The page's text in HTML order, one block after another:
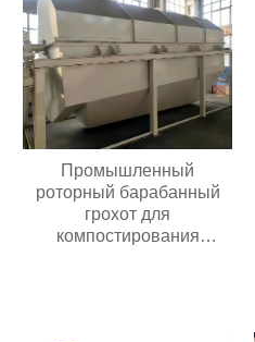
Промышленный
роторный барабанный
грохот для
компостирования